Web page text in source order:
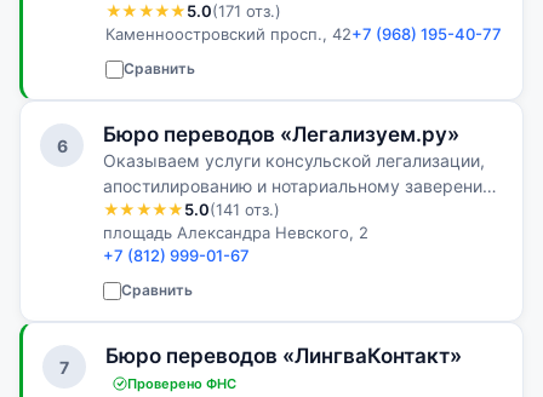
заверенный перевод. Мы сэкономим ваше
время и силы, предоставив услугу по
нотариальному переводу документов!
★★★★★5.0(171 отз.)
Каменноостровский просп., 42+7 (968) 195-40-77
Сравнить
6 Бюро переводов «Легализуем.ру»
Оказываем услуги консульской легализации,
апостилированию и нотариальному заверению
в Питере
★★★★★5.0(141 отз.)
площадь Александра Невского, 2
+7 (812) 999-01-67
Сравнить
7 Бюро переводов «ЛингваКонтакт»
Проверено ФНС